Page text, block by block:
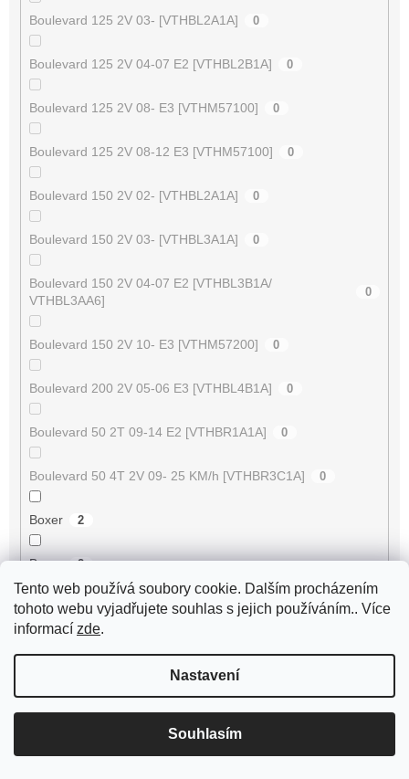
Tento web používá soubory cookie. Dalším procházením
tohoto webu vyjadřujete souhlas s jejich používáním.. Více
informací zde.
Nastavení
Souhlasím
Boulevard 125 2V 03- [VTHBL2A1A] 0
Boulevard 125 2V 04-07 E2 [VTHBL2B1A] 0
Boulevard 125 2V 08- E3 [VTHM57100] 0
Boulevard 125 2V 08-12 E3 [VTHM57100] 0
Boulevard 150 2V 02- [VTHBL2A1A] 0
Boulevard 150 2V 03- [VTHBL3A1A] 0
Boulevard 150 2V 04-07 E2 [VTHBL3B1A/
VTHBL3AA6]
0
Boulevard 150 2V 10- E3 [VTHM57200] 0
Boulevard 200 2V 05-06 E3 [VTHBL4B1A] 0
Boulevard 50 2T 09-14 E2 [VTHBR1A1A] 0
Boulevard 50 4T 2V 09- 25 KM/h [VTHBR3C1A] 0
Boxer 2
Bravo 2
Breeze 125 ZN125T-D 2
Breeze 50 4RC 2
Breeze 50 4T JSD50QT-13 2